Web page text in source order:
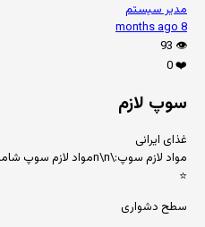
مدیر سیستم
8 months ago
👁️
93
❤️
0
سوپ لازم
غذای ایرانی
مواد لازم سوپ:\n\nمواد لازم سوپ شامل:\n• مواد اصلی\n• ادویه‌جات\n• سبزیجات\n\nبرای لیست کامل مواد لازم سوپ، از بخش دستور پخت‌ها در سایت استفاده کنید.
⭐
سطح دشواری